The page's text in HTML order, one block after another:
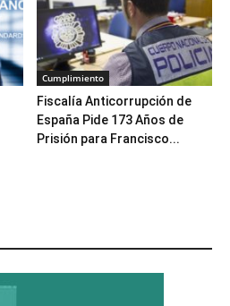
Cumplimiento
Fiscalía Anticorrupción de
España Pide 173 Años de
Prisión para Francisco...